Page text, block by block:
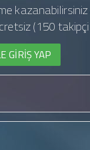
(150
GIRIŞ YAP